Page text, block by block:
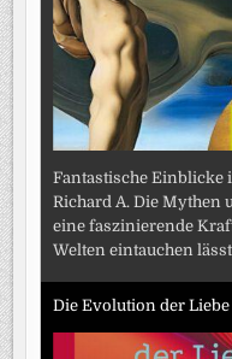
Fantastische Einblicke
Richard A. Die Mythen
eine faszinierende
Welten eintauchen
Die Evolution der Liebe